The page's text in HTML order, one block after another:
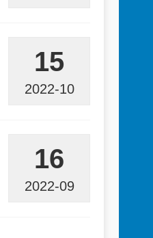
15
2022-10
16
2022-09